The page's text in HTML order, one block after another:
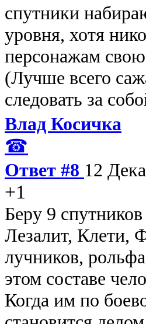
спутники
уровня, хотя
персонажам
(Лучше всего
следовать за
Влад Косичка
☎
Ответ #8 12
+1
Беру 9
Лезалит, Клети,
лучников,
этом составе
Когда им по